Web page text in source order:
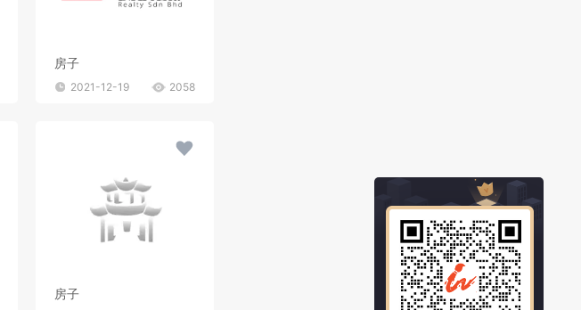
房子
2021-12-19 2058
房子